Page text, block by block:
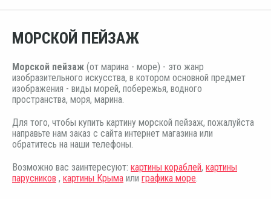
МОРСКОЙ ПЕЙЗАЖ
Морской пейзаж (от марина - море) - это жанр
изобразительного искусства, в котором основной предмет
изображения - виды морей, побережья, водного
пространства, моря, марина.
Для того, чтобы купить картину морской пейзаж, пожалуйста
направьте нам заказ с сайта интернет магазина или
обратитесь на наши телефоны.
Возможно вас заинтересуют: картины кораблей, картины
парусников , картины Крыма или графика море.